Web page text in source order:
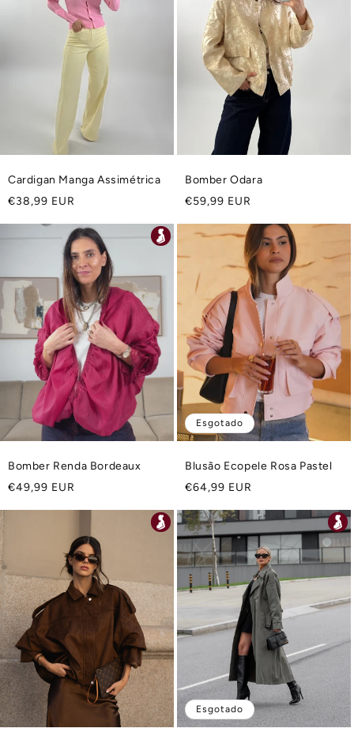
Cardigan Manga Assimétrica
Preço
€38,99 EUR
Bomber Odara
Preço
€59,99 EUR
Bomber Renda Bordeaux
Preço
€49,99 EUR
Esgotado
Blusão Ecopele Rosa Pastel
Preço
€64,99 EUR
Esgotado